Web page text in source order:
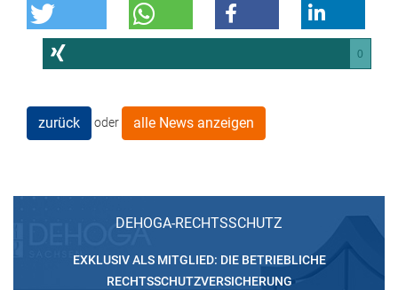
0
zurück oder alle News anzeigen
DEHOGA-RECHTSSCHUTZ
EXKLUSIV ALS MITGLIED: DIE BETRIEBLICHE
RECHTSSCHUTZVERSICHERUNG